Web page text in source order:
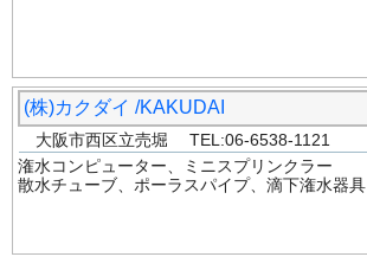
(株)カクダイ /KAKUDAI
大阪市西区立売堀 TEL:06-6538-1121
潅水コンピューター、ミニスプリンクラー
散水チューブ、ポーラスパイプ、滴下潅水器具